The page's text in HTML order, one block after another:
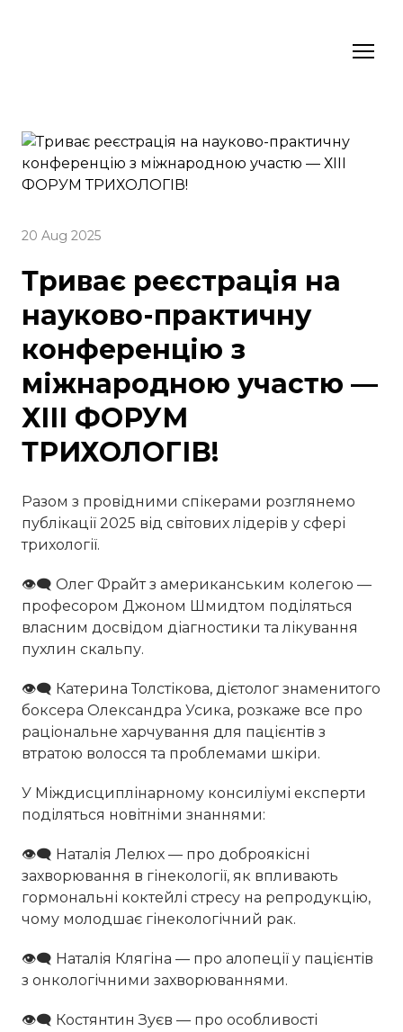
20 Aug 2025
Триває реєстрація на
науково-практичну
конференцію з
міжнародною участю —
ХІІІ ФОРУМ
ТРИХОЛОГІВ!
Разом з провідними спікерами розглянемо
публікації 2025 від світових лідерів у сфері
трихології.
👁‍🗨 Олег Фрайт з американським колегою —
професором Джоном Шмидтом поділяться
власним досвідом діагностики та лікування
пухлин скальпу.
👁‍🗨 Катерина Толстікова, дієтолог знаменитого
боксера Олександра Усика, розкаже все про
раціональне харчування для пацієнтів з
втратою волосся та проблемами шкіри.
У Міждисциплінарному консиліумі експерти
поділяться новітніми знаннями:
👁‍🗨 Наталія Лелюх — про доброякісні
захворювання в гінекології, як впливають
гормональні коктейлі стресу на репродукцію,
чому молодшає гінекологічний рак.
👁‍🗨 Наталія Клягіна — про алопеції у пацієнтів
з онкологічними захворюваннями.
👁‍🗨 Костянтин Зуєв — про особливості